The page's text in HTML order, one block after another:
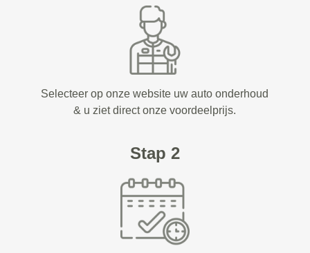
Selecteer op onze website uw auto onderhoud
& u ziet direct onze voordeelprijs.
Stap 2